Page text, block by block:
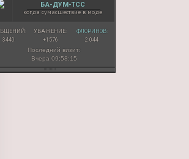
БА-ДУМ-ТСС
когда сумасшествие в моде
3440
УВАЖЕНИЕ:
+1576
ФЛОРИНОВ:
2 044
Последний визит:
Вчера 09:58:15